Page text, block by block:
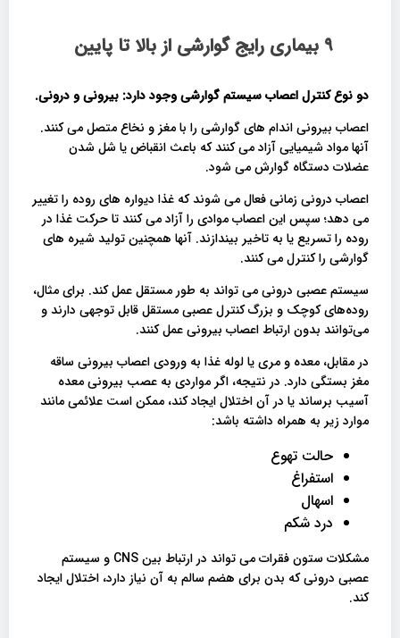
۹ بیماری رایج گوارشی از بالا تا پایین
دو نوع کنترل اعصاب سیستم گوارشی وجود دارد: بیرونی و درونی.
اعصاب بیرونی اندام های گوارشی را با مغز و نخاع متصل می کنند.
آنها مواد شیمیایی آزاد می کنند که باعث انقباض یا شل شدن
عضلات دستگاه گوارش می شود.
اعصاب درونی زمانی فعال می شوند که غذا دیواره های روده را تغییر
می دهد؛ سپس این اعصاب موادی را آزاد می کنند تا حرکت غذا در
روده را تسریع یا به تاخیر بیندازند. آنها همچنین تولید شیره های
گوارشی را کنترل می کنند.
سیستم عصبی درونی می تواند به طور مستقل عمل کند. برای مثال،
روده‌های کوچک و بزرگ کنترل عصبی مستقل قابل‌ توجهی دارند و
می‌توانند بدون ارتباط اعصاب بیرونی عمل کنند.
در مقابل، معده و مری یا لوله غذا به ورودی اعصاب بیرونی ساقه
مغز بستگی دارد. در نتیجه، اگر مواردی به عصب بیرونی معده
آسیب برساند یا در آن اختلال ایجاد کند، ممکن است علائمی مانند
موارد زیر به همراه داشته باشد:
حالت تهوع
استفراغ
اسهال
درد شکم
مشکلات ستون فقرات می تواند در ارتباط بین CNS و سیستم
عصبی درونی که بدن برای هضم سالم به آن نیاز دارد، اختلال ایجاد
کند.